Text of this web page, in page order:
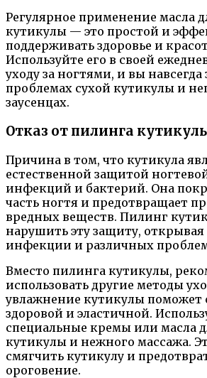
Регулярное применение масла
кутикулы — это простой и
поддерживать здоровье и
Используйте его в своей
уходу за ногтями, и вы навсегда
проблемах сухой кутикулы и
заусенцах.
Отказ от пилинга
Причина в том, что кутикула
естественной защитой
инфекций и бактерий. Она
часть ногтя и предотвращает
вредных веществ. Пилинг
нарушить эту защиту, открывая
инфекции и различных
Вместо пилинга кутикулы,
использовать другие методы
увлажнение кутикулы поможет
здоровой и эластичной.
специальные кремы или масла
кутикулы и нежного массажа.
смягчить кутикулу и
ороговение.